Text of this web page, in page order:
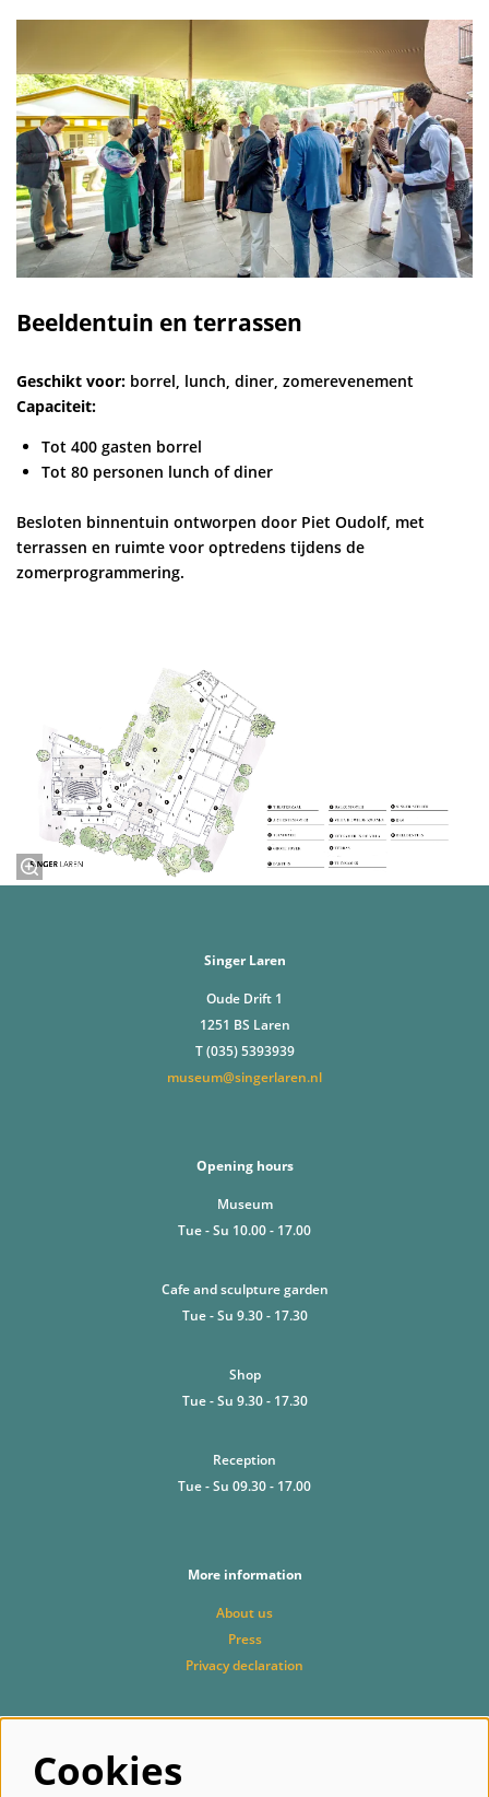
Beeldentuin en terrassen
Geschikt voor: borrel, lunch, diner, zomerevenement
Capaciteit:
Tot 400 gasten borrel
Tot 80 personen lunch of diner
Besloten binnentuin ontworpen door Piet Oudolf, met
terrassen en ruimte voor optredens tijdens de
zomerprogrammering.
Singer Laren
Oude Drift 1
1251 BS Laren
T (035) 5393939
museum@singerlaren.nl
Opening hours
Museum
Tue - Su 10.00 - 17.00
Cafe and sculpture garden
Tue - Su 9.30 - 17.30
Shop
Tue - Su 9.30 - 17.30
Reception
Tue - Su 09.30 - 17.00
More information
About us
Press
Privacy declaration
Cookies